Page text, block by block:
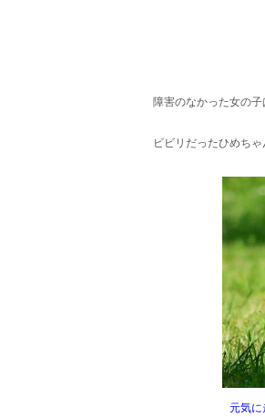
障害のなかった女の
ビビリだったひめち
元気に